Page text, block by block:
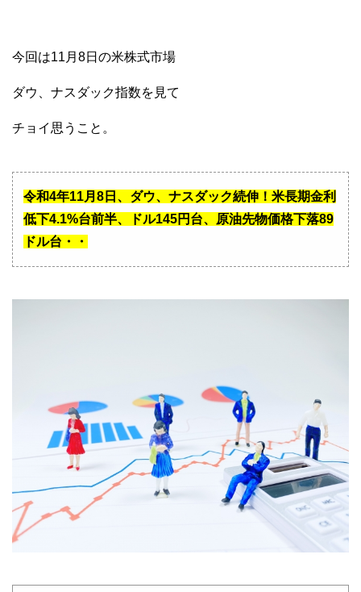
今回は11月8日の米株式市場
ダウ、ナスダック指数を見て
チョイ思うこと。
令和4年11月8日、ダウ、ナスダック続伸！米長期金利
低下4.1%台前半、ドル145円台、原油先物価格下落89
ドル台・・